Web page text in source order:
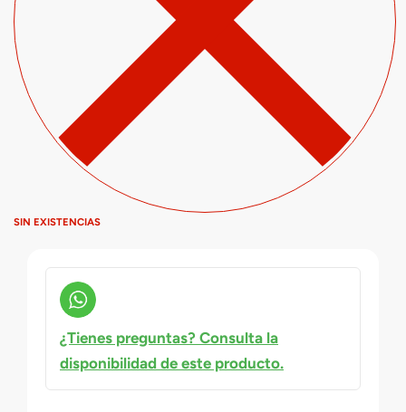
SIN EXISTENCIAS
¿Tienes preguntas? Consulta la
disponibilidad de este producto.